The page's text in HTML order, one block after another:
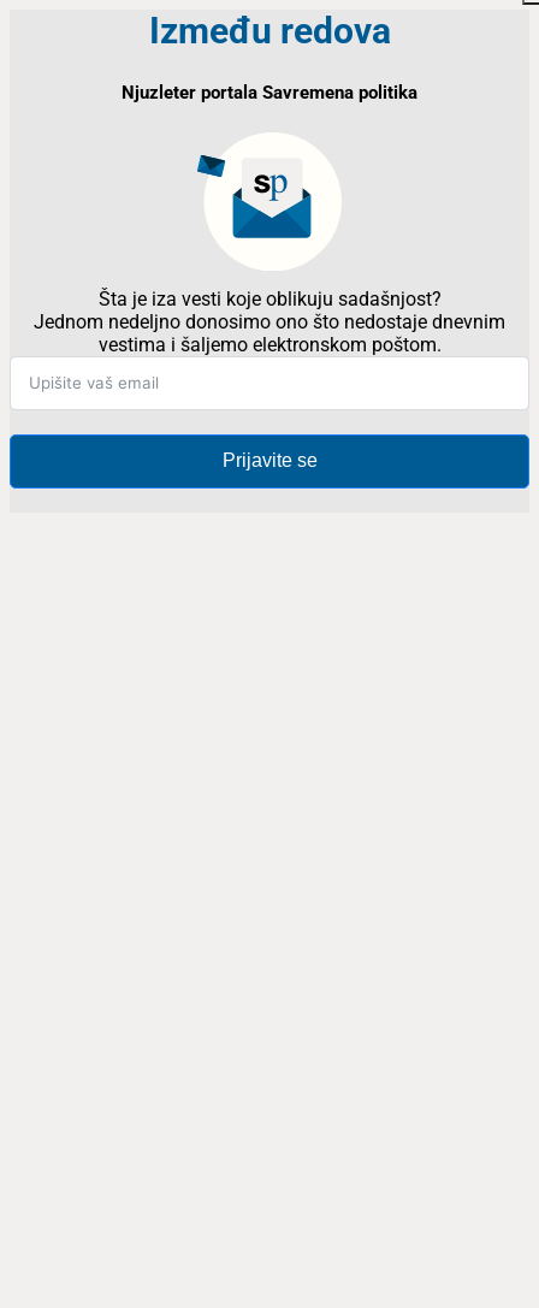
Između redova
Njuzleter portala Savremena politika
Šta je iza vesti koje oblikuju sadašnjost?
Jednom nedeljno donosimo ono što nedostaje dnevnim
vestima i šaljemo elektronskom poštom.
Prijavite se